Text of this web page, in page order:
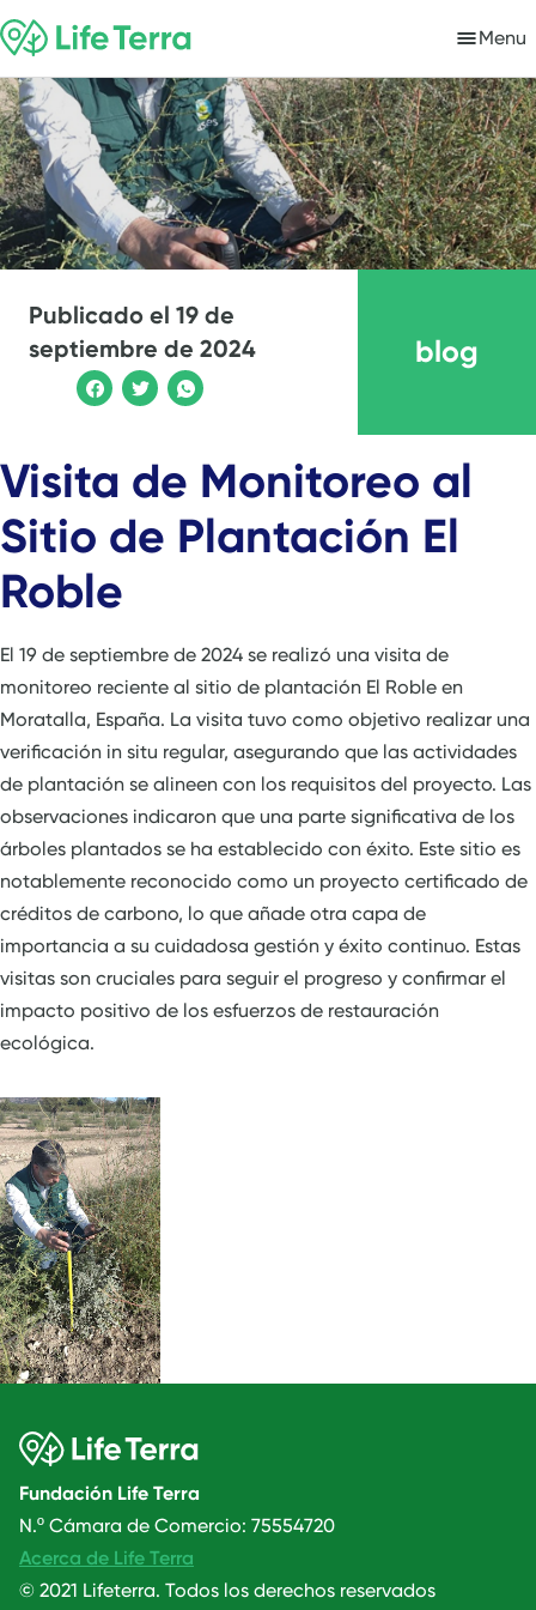
Menu
Publicado el 19 de
septiembre de 2024
blog
Visita de Monitoreo al
Sitio de Plantación El
Roble
El 19 de septiembre de 2024 se realizó una visita de
monitoreo reciente al sitio de plantación El Roble en
Moratalla, España. La visita tuvo como objetivo realizar una
verificación in situ regular, asegurando que las actividades
de plantación se alineen con los requisitos del proyecto. Las
observaciones indicaron que una parte significativa de los
árboles plantados se ha establecido con éxito. Este sitio es
notablemente reconocido como un proyecto certificado de
créditos de carbono, lo que añade otra capa de
importancia a su cuidadosa gestión y éxito continuo. Estas
visitas son cruciales para seguir el progreso y confirmar el
impacto positivo de los esfuerzos de restauración
ecológica.
Fundación Life Terra
N.º Cámara de Comercio: 75554720
Acerca de Life Terra
© 2021 Lifeterra. Todos los derechos reservados